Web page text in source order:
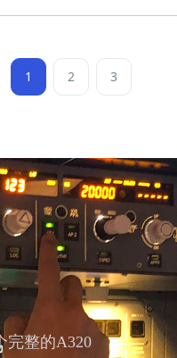
FNPT II 标准，且可进行DA40和
型的快速切换。
1 2 3
完整的A320